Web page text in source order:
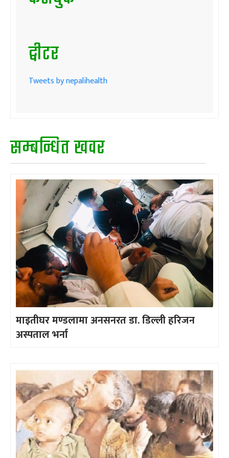
ट्वीटर
Tweets by nepalihealth
सम्बन्धित खवर
माइतीघर मण्डलामा अनसनरत डा. डिल्ली हरिजन
अस्पताल भर्ना